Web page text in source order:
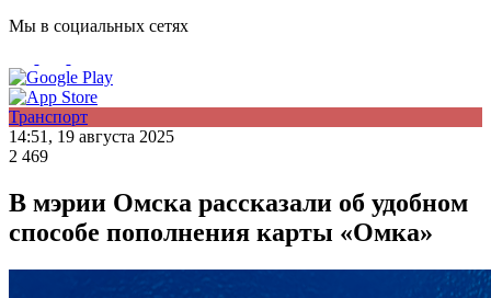
Мы в социальных сетях
Транспорт
14:51, 19 августа 2025
2 469
В мэрии Омска рассказали об удобном
способе пополнения карты «Омка»